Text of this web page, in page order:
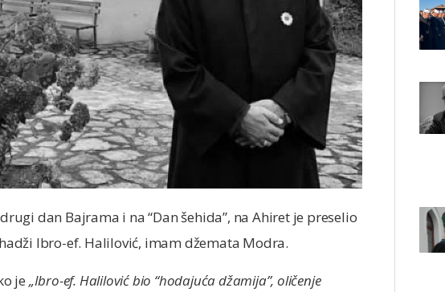
dan Bajrama i na “Dan šehida”, na Ahiret je preselio
Ibro-ef. Halilović, imam džemata Modra.
je „Ibro-ef. Halilović bio “hodajuća džamija”, oličenje